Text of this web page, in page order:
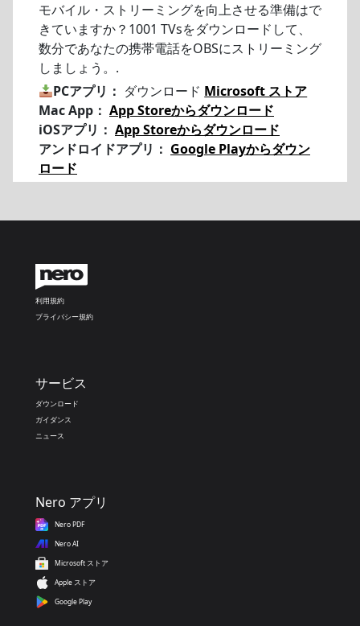
モバイル・ストリーミングを向上させる準備はで
きていますか？1001 TVsをダウンロードして、
数分であなたの携帯電話をOBSにストリーミング
しましょう。.
PCアプリ： ダウンロード Microsoft ストア
Mac App： App Storeからダウンロード
iOSアプリ： App Storeからダウンロード
アンドロイドアプリ： Google Playからダウン
ロード
利用規約
プライバシー規約
サービス
ダウンロード
ガイダンス
ニュース
Nero アプリ
Nero PDF
Nero AI
Microsoft ストア
Apple ストア
Google Play